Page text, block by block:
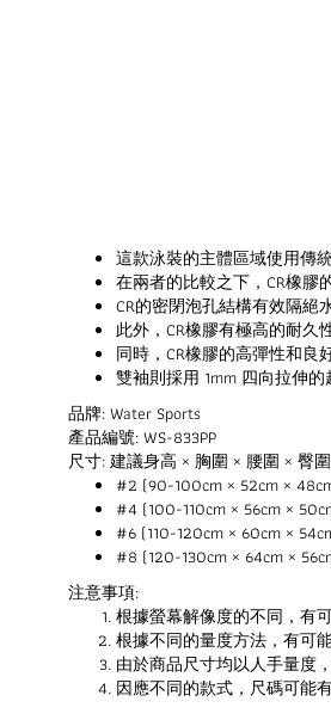
這款泳裝的主體區域使用傳
在兩者的比較之下，CR橡膠
CR的密閉泡孔結構有效隔
此外，CR橡膠有極高的耐
同時，CR橡膠的高彈性和
雙袖則採用 1mm 四向拉伸
品牌: Water Sports
產品編號: WS-833PP
尺寸: 建議身高 × 胸圍 × 腰圍 × 臀圍
#2 (90-100cm × 52cm ×
#4 (100-110cm × 56cm ×
#6 (110-120cm × 60cm ×
#8 (120-130cm × 64cm ×
注意事項:
根據螢幕解像度的不同，有
根據不同的量度方法，有可
由於商品尺寸均以人手量度
因應不同的款式，尺碼可能